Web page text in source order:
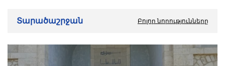
Տարածաշրջան Բոլոր նորությունները